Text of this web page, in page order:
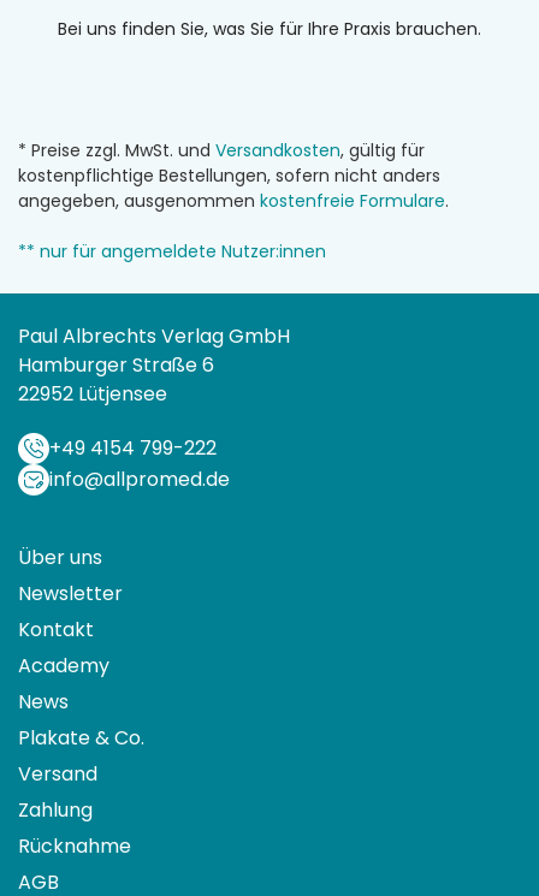
Bei uns finden Sie, was Sie für Ihre Praxis brauchen.
* Preise zzgl. MwSt. und Versandkosten, gültig für
kostenpflichtige Bestellungen, sofern nicht anders
angegeben, ausgenommen kostenfreie Formulare.
** nur für angemeldete Nutzer:innen
Paul Albrechts Verlag GmbH
Hamburger Straße 6
22952 Lütjensee
+49 4154 799-222
info@allpromed.de
Über uns
Newsletter
Kontakt
Academy
News
Plakate & Co.
Versand
Zahlung
Rücknahme
AGB